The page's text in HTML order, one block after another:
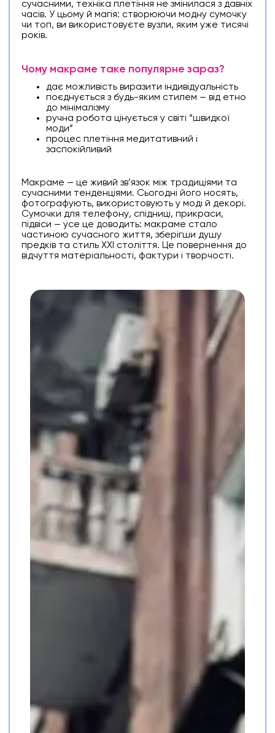
сучасними, техніка плетіння не змінилася з давніх
часів. У цьому й магія: створюючи модну сумочку
чи топ, ви використовуєте вузли, яким уже тисячі
років.
Чому макраме таке популярне зараз?
дає можливість виразити індивідуальність
поєднується з будь-яким стилем — від етно
до мінімалізму
ручна робота цінується у світі “швидкої
моди”
процес плетіння медитативний і
заспокійливий
Макраме — це живий зв’язок між традиціями та
сучасними тенденціями. Сьогодні його носять,
фотографують, використовують у моді й декорі.
Сумочки для телефону, спідниці, прикраси,
підвіси — усе це доводить: макраме стало
частиною сучасного життя, зберігши душу
предків та стиль XXI століття. Це повернення до
відчуття матеріальності, фактури і творчості.